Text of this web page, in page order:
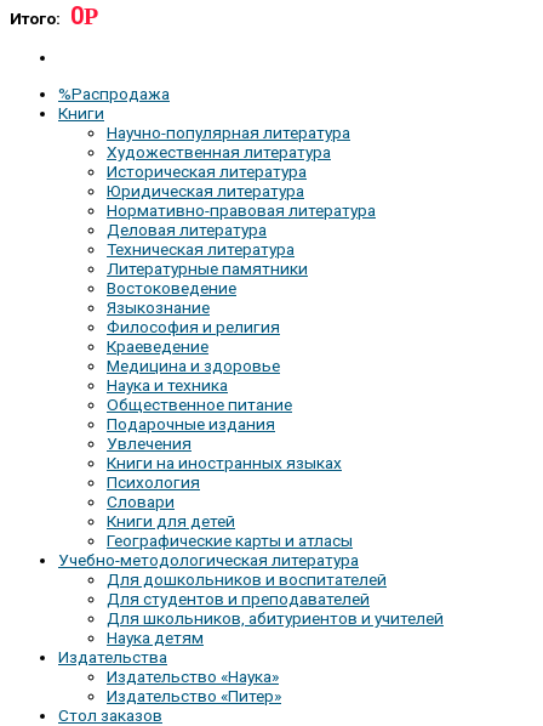
Итого: 0Р
%Распродажа
Книги
Научно-популярная литература
Художественная литература
Историческая литература
Юридическая литература
Нормативно-правовая литература
Деловая литература
Техническая литература
Литературные памятники
Востоковедение
Языкознание
Философия и религия
Краеведение
Медицина и здоровье
Наука и техника
Общественное питание
Подарочные издания
Увлечения
Книги на иностранных языках
Психология
Словари
Книги для детей
Географические карты и атласы
Учебно-методологическая литература
Для дошкольников и воспитателей
Для студентов и преподавателей
Для школьников, абитуриентов и учителей
Наука детям
Издательства
Издательство «Наука»
Издательство «Питер»
Стол заказов